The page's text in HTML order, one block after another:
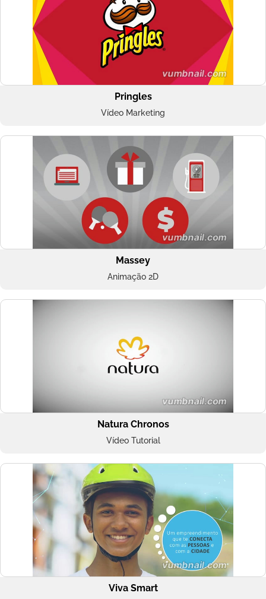
Pringles
Vídeo Marketing
Massey
Animação 2D
Natura Chronos
Vídeo Tutorial
Viva Smart